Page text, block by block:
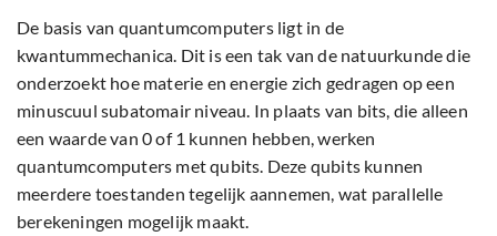
De basis van quantumcomputers ligt in de
kwantummechanica. Dit is een tak van de natuurkunde die
onderzoekt hoe materie en energie zich gedragen op een
minuscuul subatomair niveau. In plaats van bits, die alleen
een waarde van 0 of 1 kunnen hebben, werken
quantumcomputers met qubits. Deze qubits kunnen
meerdere toestanden tegelijk aannemen, wat parallelle
berekeningen mogelijk maakt.